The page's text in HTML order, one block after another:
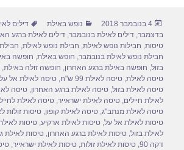
e
b
o
o
k
o
d
o
n
e
פורסם
בתאריך
4 בנובמבר 2018 קטגוריות
נופש באילת תגיות
דילים
בדצמבר ,דילים לאילת בנובמבר ,דילים לאילת ברגע
טיסות חבילות נופש לאילת חבילת נופש לאילת
חבילת נופש לאילת בנובמבר חופש באילת חופשה
בזול חופשה באילת ברגע האחרון חופשה זולה באילת
טיסה לאילת ,טיסה לאילת 99 ש"ח ,טיסה לאילת אל על
טיסה לאילת בזול ,טיסה לאילת ברגע האחרון ,טיסה
לאילת חיילים ,טיסה לאילת ישראייר ,טיסה לאילת
טיסה לאילת מנתב"ג ,טיסה לאילת קופון ,טיסות זולות
טיסות לאילת אל על ,טיסות לאילת ארקיע ,טיסות לאילת ב
לאילת בזול ,טיסות לאילת ברגע האחרון ,טיסות לאילת
דקה 90
,טיסות לאילת זולות ,טיסות לאילת ישראייר ,